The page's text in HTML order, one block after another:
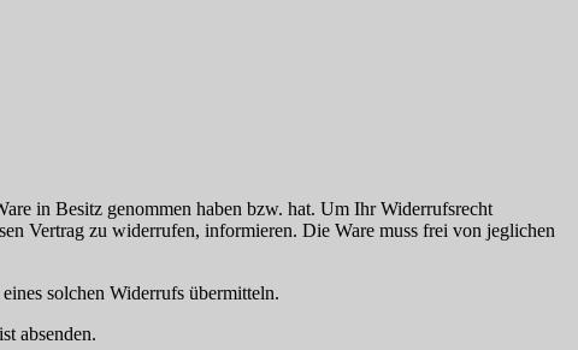
in Besitz genommen haben bzw. hat. Um Ihr Widerrufsrecht
Vertrag zu widerrufen, informieren. Die Ware muss frei von jeglichen
solchen Widerrufs übermitteln.
absenden.